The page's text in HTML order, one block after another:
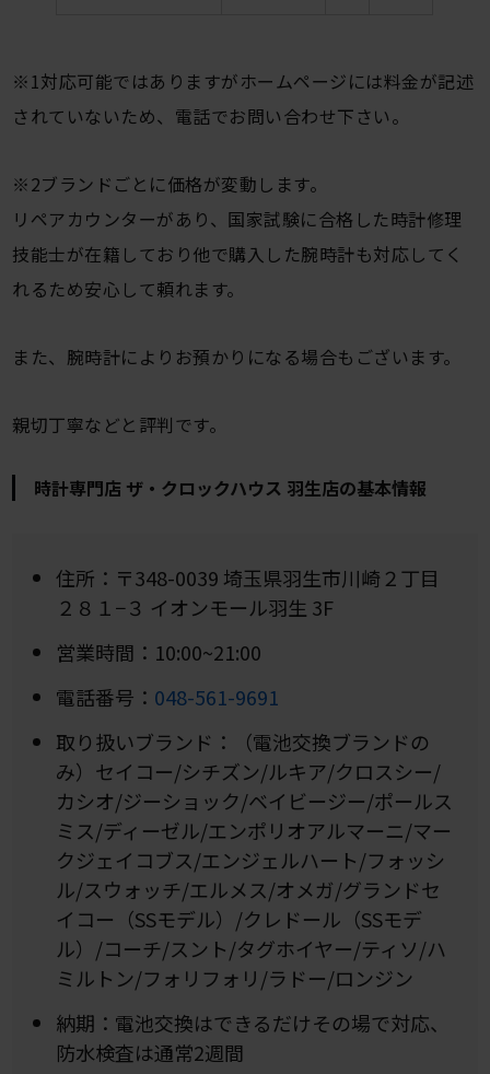
※1対応可能ではありますがホームページには料金が記述
されていないため、電話でお問い合わせ下さい。
※2ブランドごとに価格が変動します。
リペアカウンターがあり、国家試験に合格した時計修理
技能士が在籍しており他で購入した腕時計も対応してく
れるため安心して頼れます。
また、腕時計によりお預かりになる場合もございます。
親切丁寧などと評判です。
時計専門店 ザ・クロックハウス 羽生店の基本情報
住所：〒348-0039 埼玉県羽生市川崎２丁目
２８１−３ イオンモール羽生 3F
営業時間：10:00~21:00
電話番号： 048-561-9691
取り扱いブランド：（電池交換ブランドの
み）セイコー/シチズン/ルキア/クロスシー/
カシオ/ジーショック/ベイビージー/ポールス
ミス/ディーゼル/エンポリオアルマーニ/マー
クジェイコブス/エンジェルハート/フォッシ
ル/スウォッチ/エルメス/オメガ/グランドセ
イコー（SSモデル）/クレドール（SSモデ
ル）/コーチ/スント/タグホイヤー/ティソ/ハ
ミルトン/フォリフォリ/ラドー/ロンジン
納期：電池交換はできるだけその場で対応、
防水検査は通常2週間